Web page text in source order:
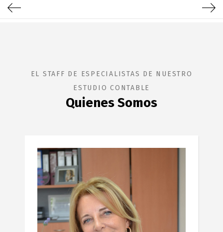
EL STAFF DE ESPECIALISTAS DE NUESTRO
ESTUDIO CONTABLE
Quienes Somos